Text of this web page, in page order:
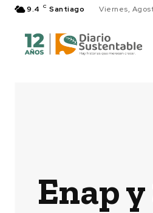
9.4 C Santiago Viernes,
Enap